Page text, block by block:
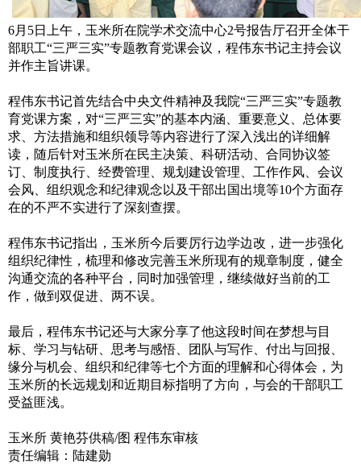
6月5日上午，玉米所在院学术交流中心2号报告厅召开全体干
部职工“三严三实”专题教育党课会议，程伟东书记主持会议
并作主旨讲课。
程伟东书记首先结合中央文件精神及我院“三严三实”专题教
育党课方案，对“三严三实”的基本内涵、重要意义、总体要
求、方法措施和组织领导等内容进行了深入浅出的详细解
读，随后针对玉米所在民主决策、科研活动、合同协议签
订、制度执行、经费管理、规划建设管理、工作作风、会议
会风、组织观念和纪律观念以及干部出国出境等10个方面存
在的不严不实进行了深刻查摆。
程伟东书记指出，玉米所今后要厉行边学边改，进一步强化
组织纪律性，梳理和修改完善玉米所现有的规章制度，健全
沟通交流的各种平台，同时加强管理，继续做好当前的工
作，做到双促进、两不误。
最后，程伟东书记还与大家分享了他这段时间在梦想与目
标、学习与钻研、思考与感悟、团队与写作、付出与回报、
缘分与机会、组织和纪律等七个方面的理解和心得体会，为
玉米所的长远规划和近期目标指明了方向，与会的干部职工
受益匪浅。
玉米所 黄艳芬供稿/图 程伟东审核
责任编辑：陆建勋